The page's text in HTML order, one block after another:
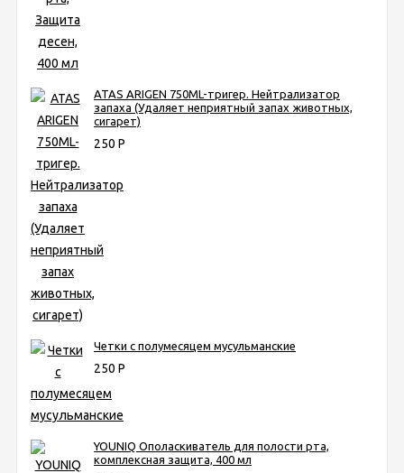
ATAS ARIGEN 750ML-тригер. Нейтрализатор
запаха (Удаляет неприятный запах животных,
сигарет)
250 Р
Четки с полумесяцем мусульманские
250 Р
YOUNIQ Ополаскиватель для полости рта,
комплексная защита, 400 мл